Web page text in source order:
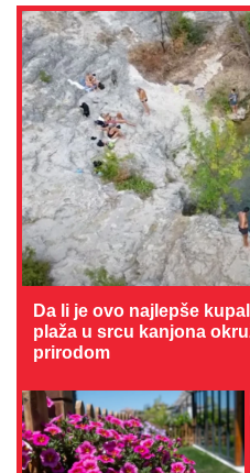
Da li je ovo najlepše
plaža u srcu kanjona
prirodom